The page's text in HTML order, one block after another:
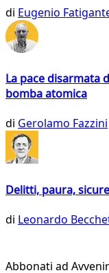
di Eugenio
La pace disarmata
bomba atomica
di Gerolamo Fazzini
Delitti, paura,
di Leonardo
Abbonati ad